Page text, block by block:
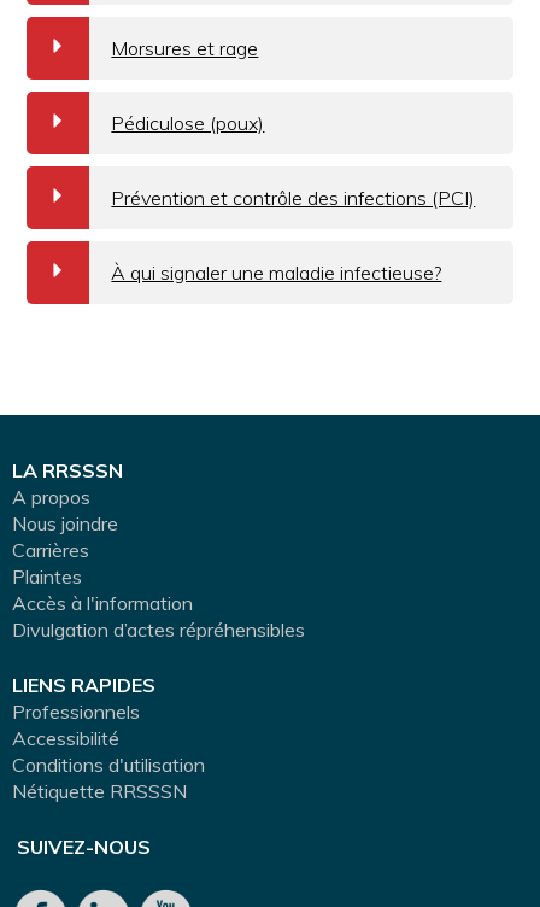
a Morsures et rage
a Pédiculose (poux)
a Prévention et contrôle des infections (PCI)
a À qui signaler une maladie infectieuse?
LA RRSSSN
A propos
Nous joindre
Carrières
Plaintes
Accès à l'information
Divulgation d’actes répréhensibles
LIENS RAPIDES
Professionnels
Accessibilité
Conditions d'utilisation
Nétiquette RRSSSN
SUIVEZ-NOUS